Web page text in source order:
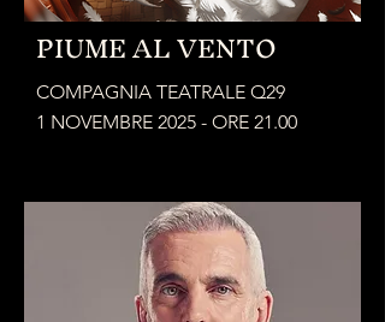
PIUME AL VENTO
COMPAGNIA TEATRALE Q29
1 NOVEMBRE 2025 - ORE 21.00